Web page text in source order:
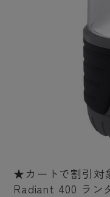
★カートで割引対
Radiant 400 ラン